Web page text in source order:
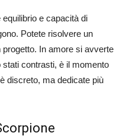
equilibrio e capacità di
Potete risolvere un
In amore si avverte
contrasti, è il momento
discreto, ma dedicate più